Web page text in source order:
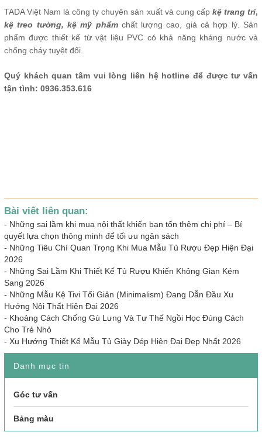
TADA Việt Nam là công ty chuyên sản xuất và cung cấp kệ trang trí,
kệ treo tường, kệ mỹ phẩmchất lượng cao, giá cả hợp lý. Sản
phẩm được thiết kế từ vật liệu PVC có khả năng kháng nước và
chống cháy tuyệt đối.
Quý khách quan tâm vui lòng liên hệ hotline để được tư vấn
tận tình: 0936.353.616
Bài viết liên quan:
- Những sai lầm khi mua nội thất khiến bạn tốn thêm chi phí – Bí
quyết lựa chọn thông minh để tối ưu ngân sách
- Những Tiêu Chí Quan Trọng Khi Mua Mẫu Tủ Rượu Đẹp Hiện Đại
2026
- Những Sai Lầm Khi Thiết Kế Tủ Rượu Khiến Không Gian Kém
Sang 2026
- Những Mẫu Kệ Tivi Tối Giản (Minimalism) Đang Dẫn Đầu Xu
Hướng Nội Thất Hiện Đại 2026
- Khoảng Cách Chống Gù Lưng Và Tư Thế Ngồi Học Đúng Cách
Cho Trẻ Nhỏ
- Xu Hướng Thiết Kế Mẫu Tủ Giày Dép Hiện Đại Đẹp Nhất 2026
Danh mục tin
Góc tư vấn
Bảng màu